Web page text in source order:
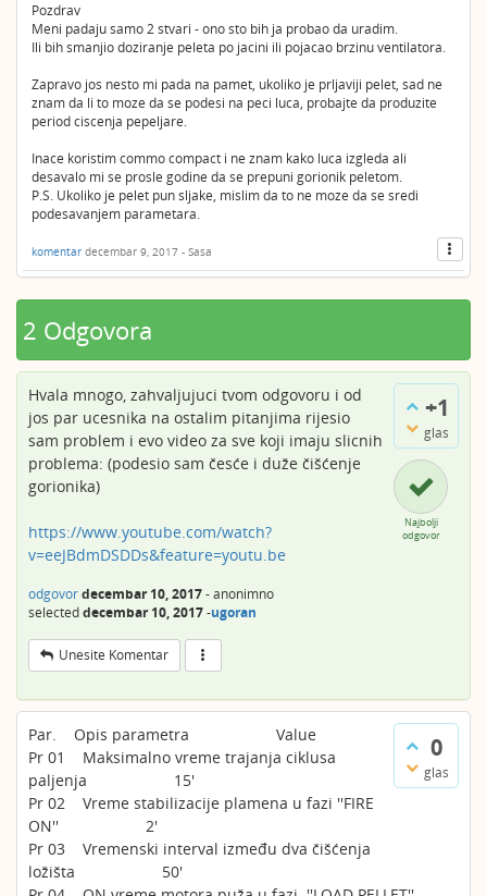
Pozdrav
Meni padaju samo 2 stvari - ono sto bih ja probao da uradim.
Ili bih smanjio doziranje peleta po jacini ili pojacao brzinu ventilatora.
Zapravo jos nesto mi pada na pamet, ukoliko je prljaviji pelet, sad ne
znam da li to moze da se podesi na peci luca, probajte da produzite
period ciscenja pepeljare.
Inace koristim commo compact i ne znam kako luca izgleda ali
desavalo mi se prosle godine da se prepuni gorionik peletom.
P.S. Ukoliko je pelet pun sljake, mislim da to ne moze da se sredi
podesavanjem parametara.
komentar decembar 9, 2017 - Sasa
2 Odgovora
+1
glas
Najbolji
odgovor
Hvala mnogo, zahvaljujuci tvom odgovoru i od
jos par ucesnika na ostalim pitanjima rijesio
sam problem i evo video za sve koji imaju slicnih
problema: (podesio sam česće i duže čišćenje
gorionika)
https://www.youtube.com/watch?
v=eeJBdmDSDDs&feature=youtu.be
odgovordecembar 10, 2017-anonimno
selecteddecembar 10, 2017-ugoran
Unesite Komentar
0
glas
Par. Opis parametra Value
Pr 01 Maksimalno vreme trajanja ciklusa
paljenja 15'
Pr 02 Vreme stabilizacije plamena u fazi ''FIRE
ON'' 2'
Pr 03 Vremenski interval između dva čišćenja
ložišta 50'